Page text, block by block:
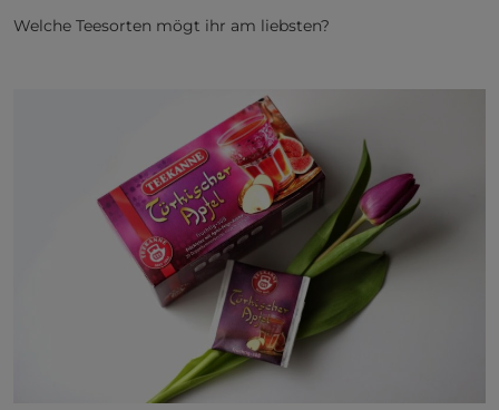
Welche Teesorten mögt ihr am liebsten?